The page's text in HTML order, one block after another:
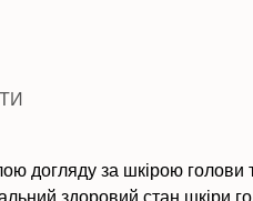
догляду за шкірою голови